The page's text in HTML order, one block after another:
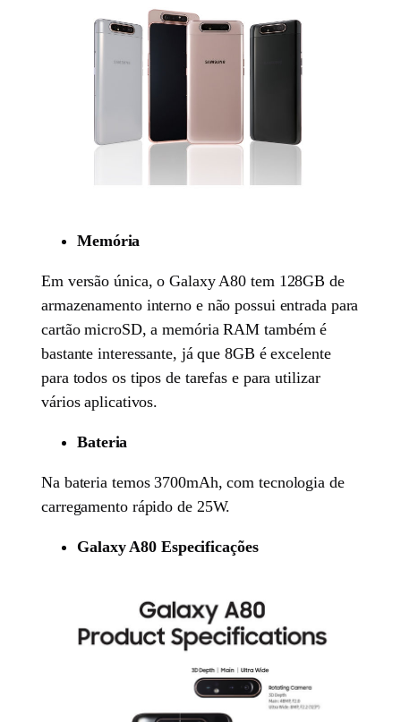
Memória
Em versão única, o Galaxy A80 tem 128GB de
armazenamento interno e não possui entrada para
cartão microSD, a memória RAM também é
bastante interessante, já que 8GB é excelente
para todos os tipos de tarefas e para utilizar
vários aplicativos.
Bateria
Na bateria temos 3700mAh, com tecnologia de
carregamento rápido de 25W.
Galaxy A80 Especificações